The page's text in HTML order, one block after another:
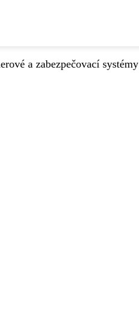
a zabezpečovací systémy